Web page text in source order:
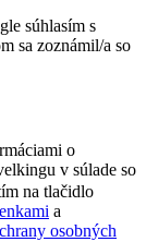
súhlasím s
sa zoznámil/a so
o
v súlade so
na tlačidlo
a
osobných